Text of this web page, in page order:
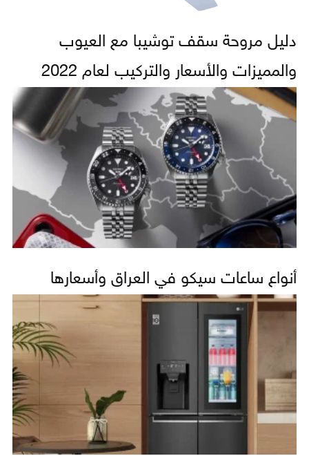
دليل مروحة سقف توشيبا مع العيوب
والمميزات والأسعار والتركيب لعام 2022
أنواع ساعات سيكو في العراق وأسعارها